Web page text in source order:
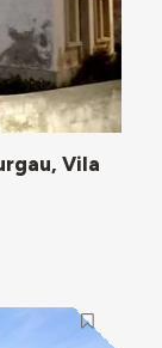
Vila